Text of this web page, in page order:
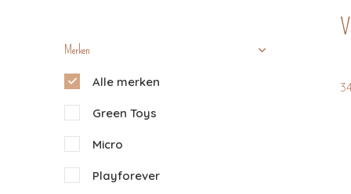
Merken
Alle merken
Green Toys
Micro
Playforever